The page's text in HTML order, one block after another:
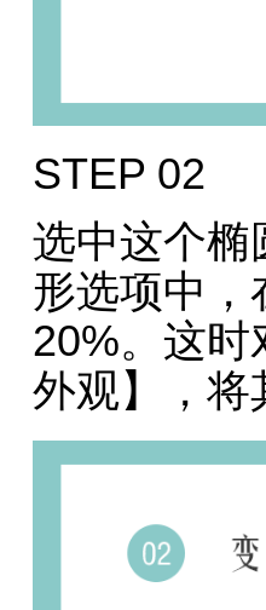
STEP 02
选中这个椭
形选项中，
20%。这时
外观】，将